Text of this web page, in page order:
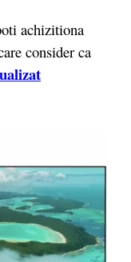
achizitiona
consider ca